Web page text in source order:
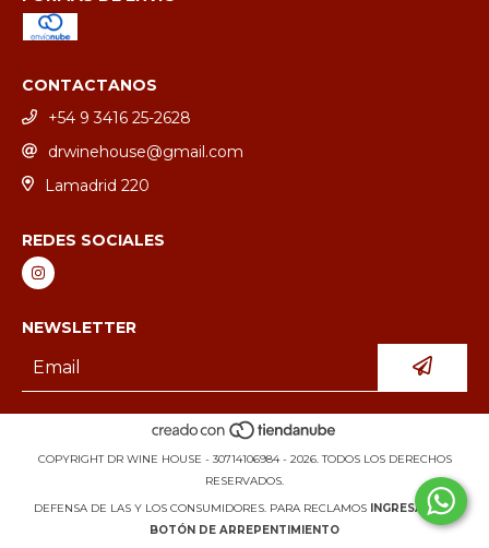
CONTACTANOS
+54 9 3416 25-2628
drwinehouse@gmail.com
Lamadrid 220
REDES SOCIALES
NEWSLETTER
COPYRIGHT DR WINE HOUSE - 30714106984 - 2026. TODOS LOS DERECHOS
RESERVADOS.
DEFENSA DE LAS Y LOS CONSUMIDORES. PARA RECLAMOS INGRESÁ ACÁ.
BOTÓN DE ARREPENTIMIENTO